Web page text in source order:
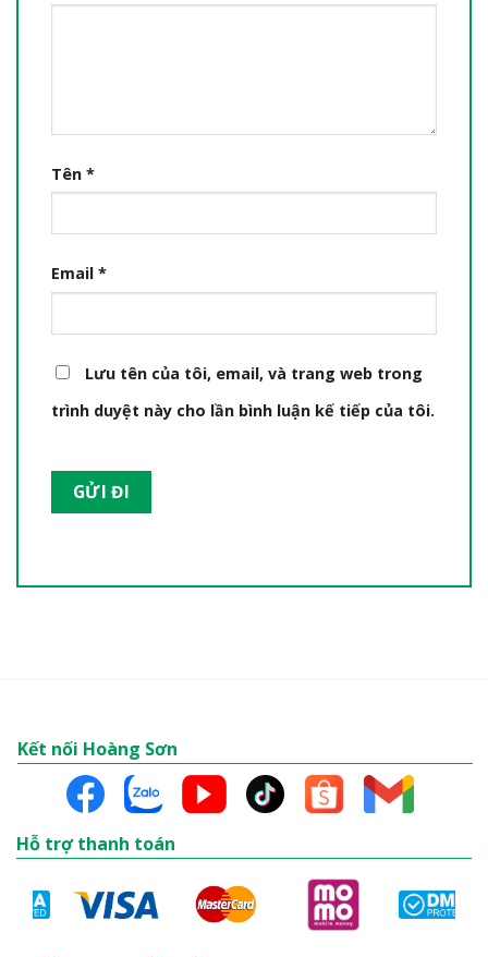
Tên *
Email *
Lưu tên của tôi, email, và trang web trong
trình duyệt này cho lần bình luận kế tiếp của tôi.
Kết nối Hoàng Sơn
Hỗ trợ thanh toán